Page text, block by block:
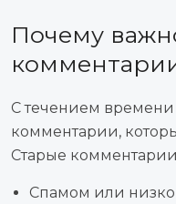
Почему
С течением времени
комментарии,
Старые комментарии
Спамом или